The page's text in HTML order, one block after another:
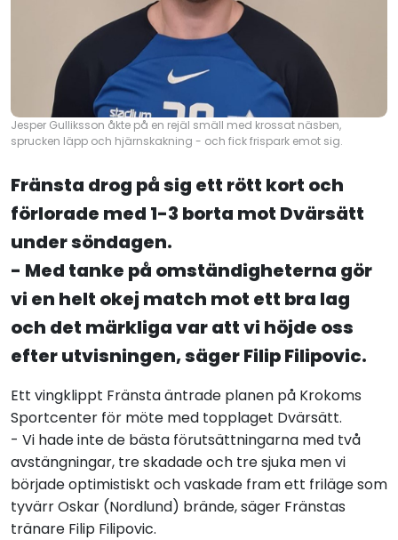
Jesper Gulliksson åkte på en rejäl smäll med krossat näsben,
sprucken läpp och hjärnskakning - och fick frispark emot sig.
Fränsta drog på sig ett rött kort och
förlorade med 1-3 borta mot Dvärsätt
under söndagen.
- Med tanke på omständigheterna gör
vi en helt okej match mot ett bra lag
och det märkliga var att vi höjde oss
efter utvisningen, säger Filip Filipovic.
Ett vingklippt Fränsta äntrade planen på Krokoms
Sportcenter för möte med topplaget Dvärsätt.
- Vi hade inte de bästa förutsättningarna med två
avstängningar, tre skadade och tre sjuka men vi
började optimistiskt och vaskade fram ett friläge som
tyvärr Oskar (Nordlund) brände, säger Fränstas
tränare Filip Filipovic.